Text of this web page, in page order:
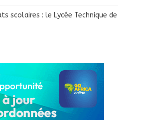
scolaires : le Lycée Technique de